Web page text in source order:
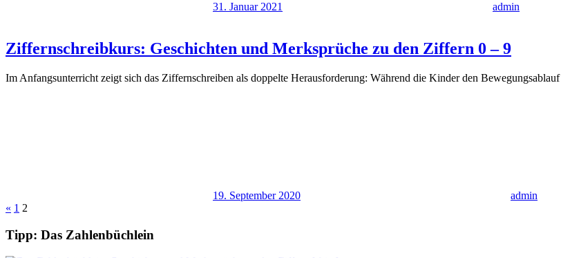
31. Januar 2021 admin
Ziffernschreibkurs: Geschichten und Merksprüche zu den Ziffern 0 – 9
Im Anfangsunterricht zeigt sich das Ziffernschreiben als doppelte Herausforderung: Während die Kinder den
19. September 2020 admin
Seitennummerierung
der
Beiträge
« Vorherige
1 2
Tipp: Das Zahlenbüchlein